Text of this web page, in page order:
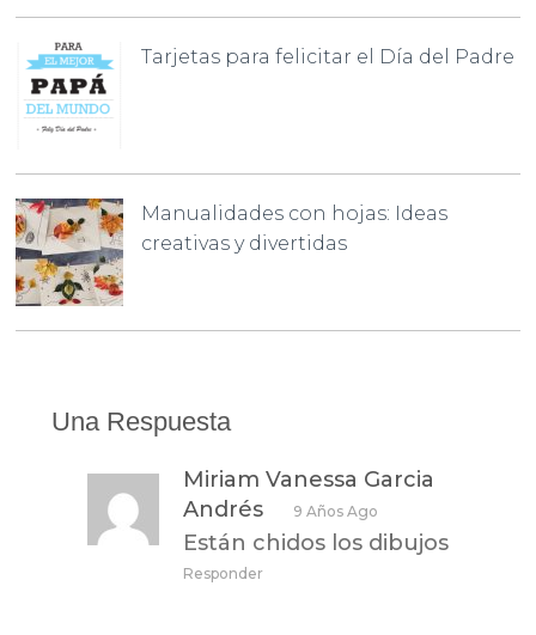
Tarjetas para felicitar el Día del Padre
Manualidades con hojas: Ideas
creativas y divertidas
Una Respuesta
Miriam Vanessa Garcia
Andrés
9 Años Ago
Están chidos los dibujos
Responder